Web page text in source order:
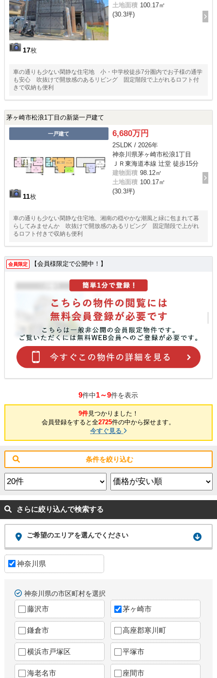
17枚
土地面積 100.17㎡
(30.3坪)
車の通りも少ない閑静な住宅地 小・中学校徒歩7分圏内でお子様の通学
も安心 吹抜けで開放感のあるリビング 固定階段で上がれるロフト付
きで収納も便利
茅ヶ崎市松浪1丁目の新築一戸建て
一戸建て
11枚
6,680万円
2SLDK / 2026年
神奈川県茅ヶ崎市松浪1丁目
ＪＲ東海道本線 辻堂 徒歩15分
建物面積 98.12㎡
土地面積 100.17㎡
(30.3坪)
車の通りも少ない閑静な住宅地、湘南の穏やかな潮風と緑に包まれて暮
らしてみませんか 吹抜けで開放感のあるリビング 固定階段で上がれ
るロフト付きで収納も便利
会員限定 【会員様限定で公開中！】
9件中1～9件を表示
9件見つかりました！
会員登録をすると全2725件の中から探せます。
今すぐ見る
条件を絞り込む
さらに絞り込んで検索する
ご希望のエリアを選んでください
神奈川県
神奈川県の市区町村を選択
藤沢市 茅ヶ崎市
鎌倉市 高座郡寒川町
横浜市戸塚区 平塚市
海老名市 座間市